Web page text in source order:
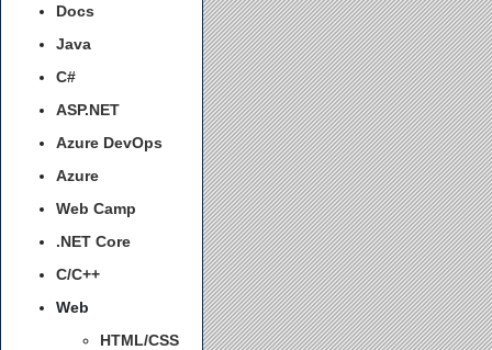
Docs
Java
C#
ASP.NET
Azure DevOps
Azure
Web Camp
.NET Core
C/C++
Web
HTML/CSS